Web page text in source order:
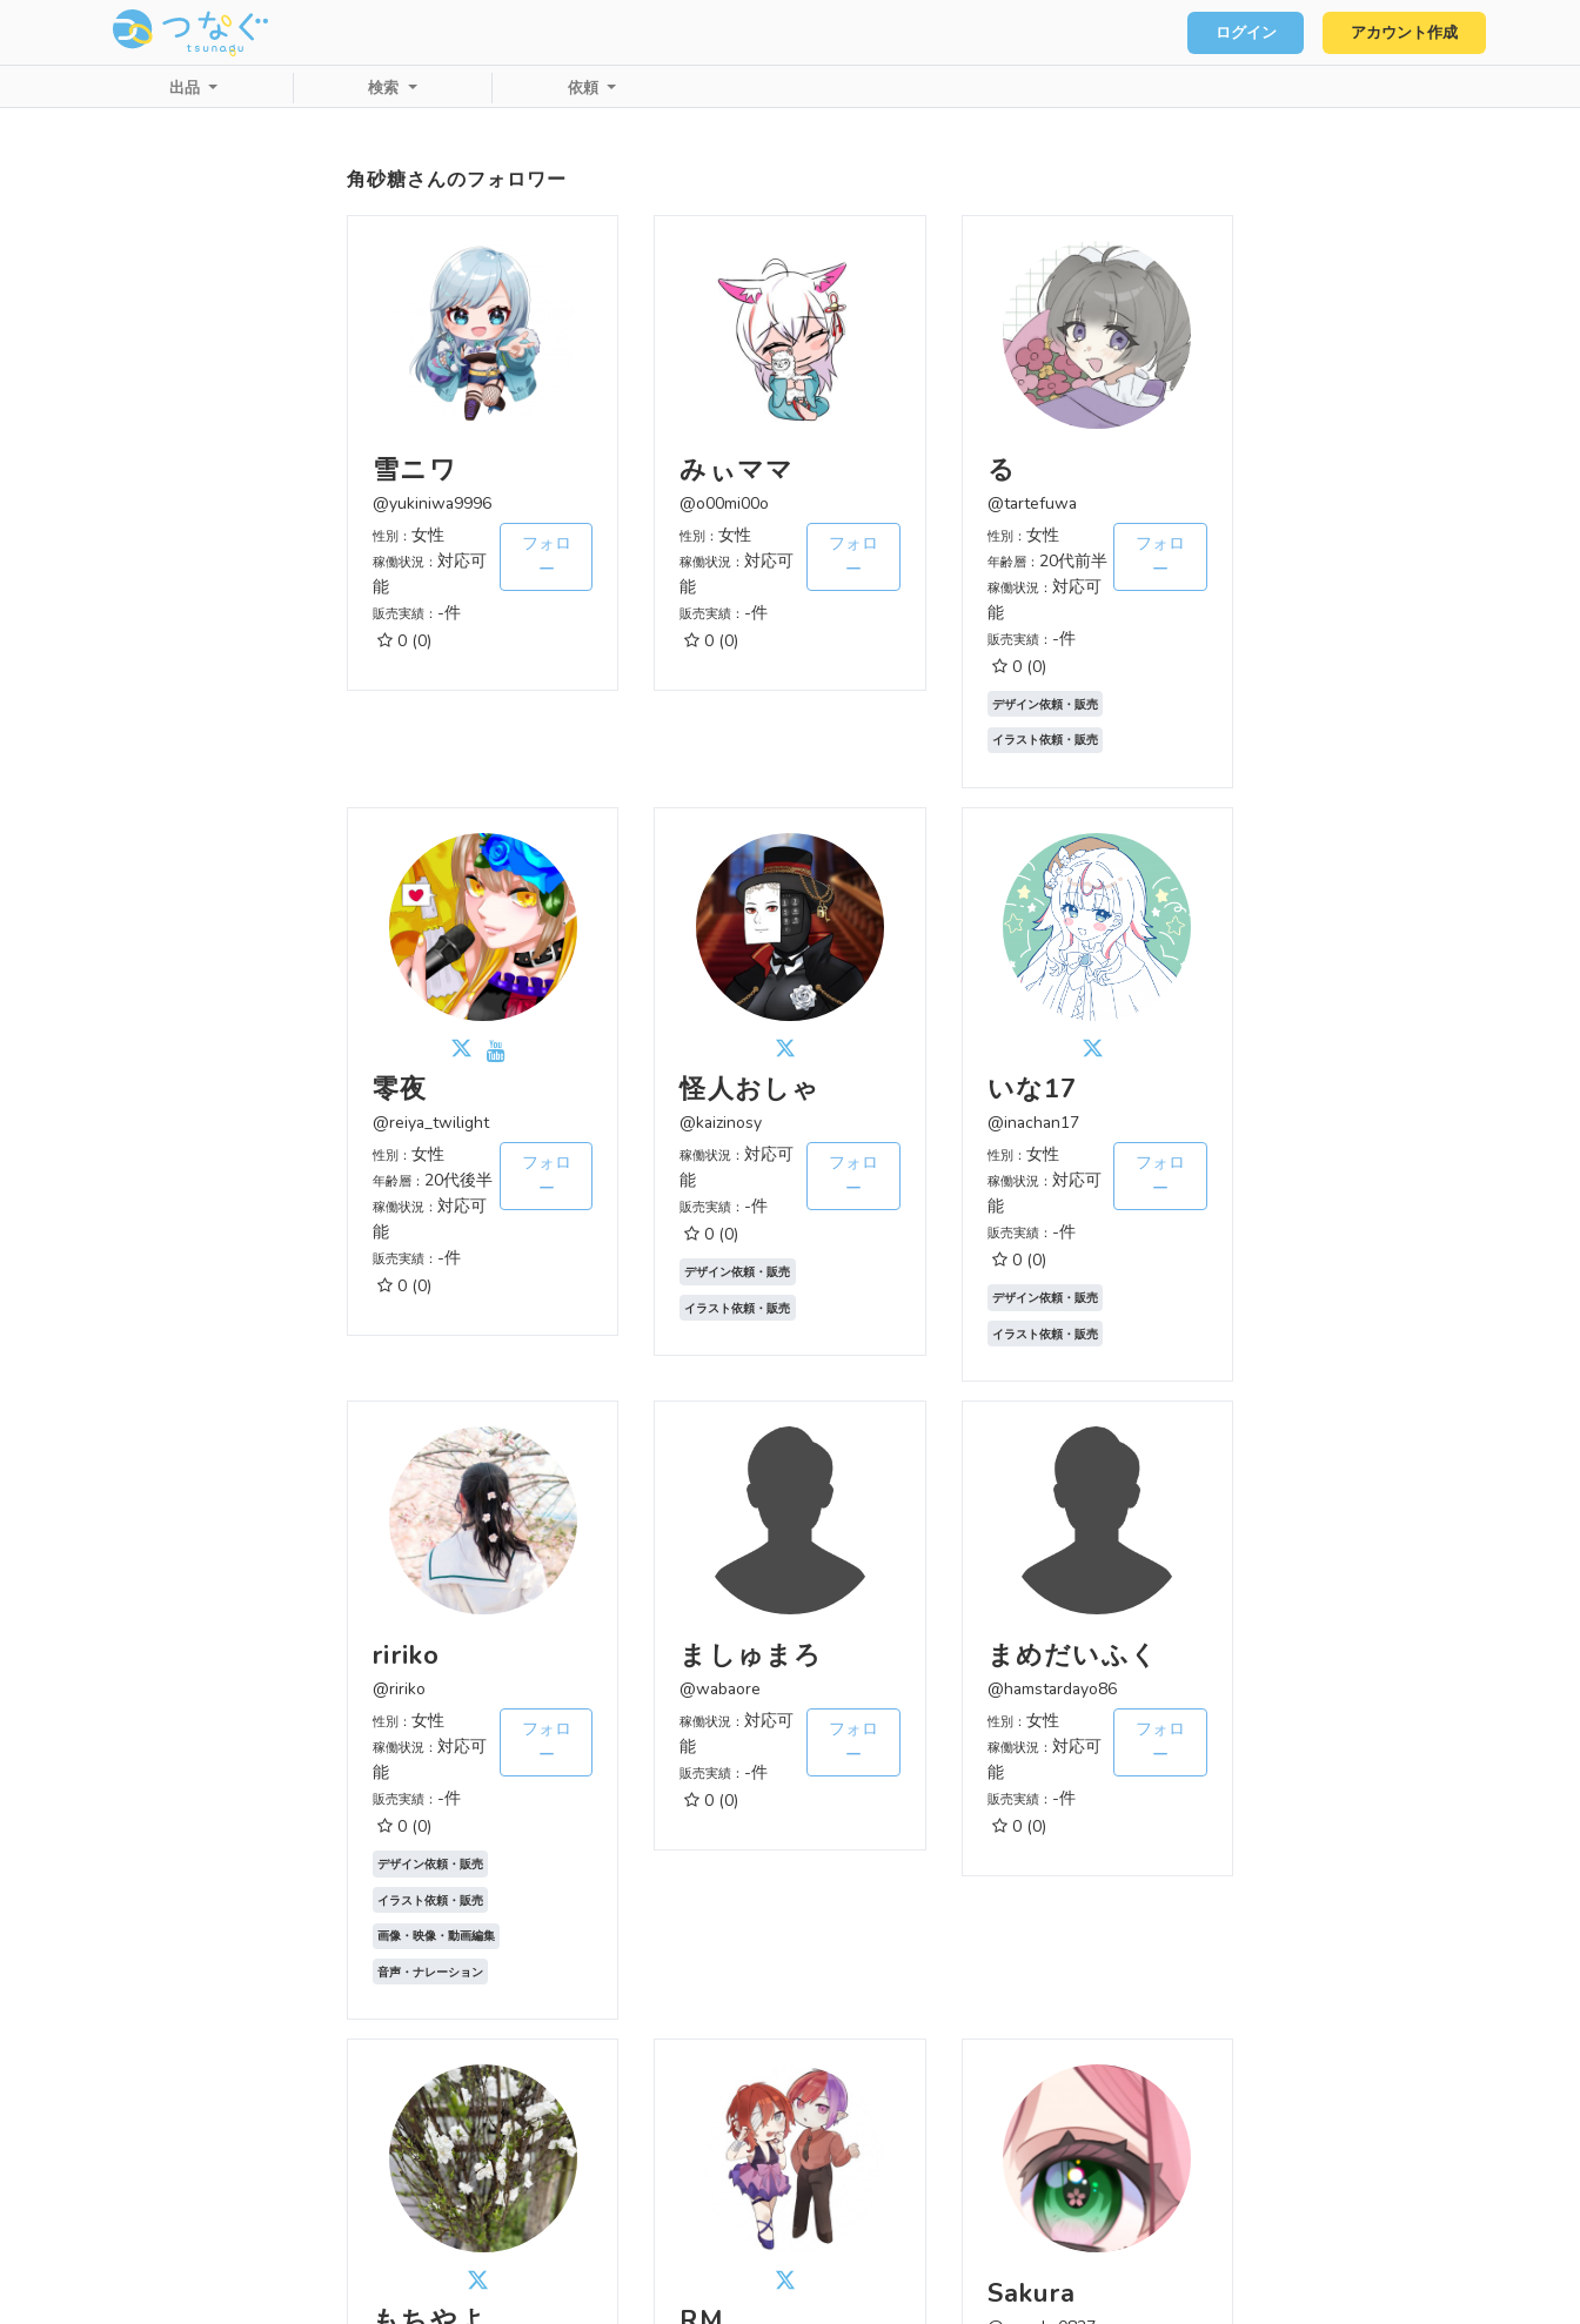
ログイン アカウント作成
出品 検索 依頼
角砂糖さんのフォロワー
雪ニワ
@yukiniwa9996
性別： 女性
稼働状況： 対応可
能
販売実績： -件
0 (0)
フォロ
ー
みぃママ
@o00mi00o
性別：女性
稼働状況：対応可
能
販売実績： -件
0 (0)
フォロ
ー
る
@tartefuwa
性別： 女性
年齢層： 20代前半
稼働状況： 対応可
能
販売実績： -件
0 (0)
フォロ
ー
デザイン依頼・販売
イラスト依頼・販売
零夜
@reiya_twilight
性別： 女性
年齢層： 20代後半
稼働状況： 対応可
能
販売実績： -件
0 (0)
フォロ
ー
怪人おしゃ
@kaizinosy
稼働状況：対応可
能
販売実績： -件
0 (0)
フォロ
ー
デザイン依頼・販売
イラスト依頼・販売
いな17
@inachan17
性別： 女性
稼働状況： 対応可
能
販売実績： -件
0 (0)
フォロ
ー
デザイン依頼・販売
イラスト依頼・販売
ririko
@ririko
性別： 女性
稼働状況： 対応可
能
販売実績： -件
0 (0)
フォロ
ー
デザイン依頼・販売
イラスト依頼・販売
画像・映像・動画編集
音声・ナレーション
ましゅまろ
@wabaore
稼働状況：対応可
能
販売実績： -件
0 (0)
フォロ
ー
まめだいふく
@hamstardayo86
性別： 女性
稼働状況： 対応可
能
販売実績： -件
0 (0)
フォロ
ー
Sakura